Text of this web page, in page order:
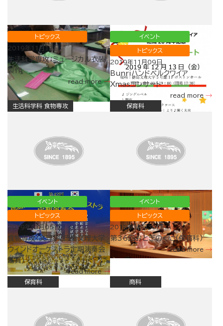
トピックス
2019年11月12日
生活科学専攻：ミュージカル衣装
製作
read more
イベント
トピックス
2019年11月09日
Bunriハンドベルクワイア
Xmasコンサート
read more
生活科学科 食物専攻
イベント
トピックス
2019年11月05日
食物専攻：文理学(徳島文理大学
ウィンドオーケストラ定期演奏会
鑑賞)
read more
保育科
イベント
トピックス
2019年10月30日
第36回おとぎのくに（保育科）
read more
保育科 商科